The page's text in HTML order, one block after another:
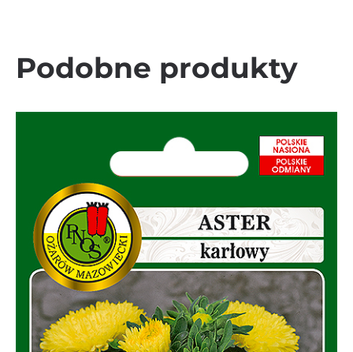
Podobne produkty